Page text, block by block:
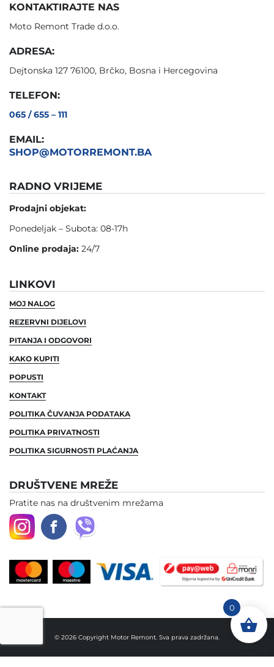
KONTAKTIRAJTE NAS
Moto Remont Trade d.o.o.
ADRESA:
Dejtonska 127 76100, Brčko, Bosna i Hercegovina
TELEFON:
065 / 655 – 111
EMAIL:
SHOP@MOTORREMONT.BA
RADNO VRIJEME
Prodajni objekat:
Ponedeljak – Subota: 08-17h
Online prodaja: 24/7
LINKOVI
MOJ NALOG
REZERVNI DIJELOVI
PITANJA I ODGOVORI
KAKO KUPITI
POPUSTI
KONTAKT
POLITIKA ČUVANJA PODATAKA
POLITIKA PRIVATNOSTI
POLITIKA SIGURNOSTI PLAĆANJA
DRUŠTVENE MREŽE
Pratite nas na društvenim mrežama
© 2026 Copyright Motor Remont. Sva prava zadržana.
0